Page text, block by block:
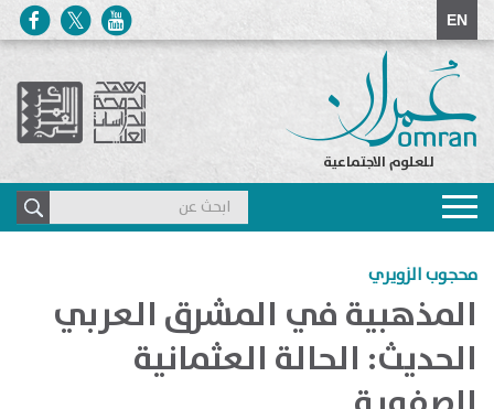
EN
للعلوم الاجتماعية
Toggle
navigation
محجوب الزويري
المذهبية في المشرق العربي
الحديث: الحالة العثمانية